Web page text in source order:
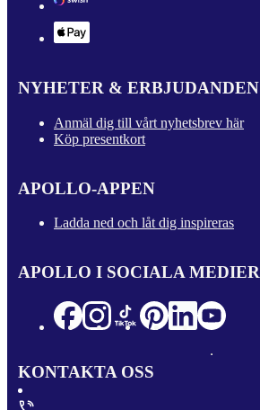
NYHETER & ERBJUDANDEN
Anmäl dig till vårt nyhetsbrev här
Köp presentkort
APOLLO-APPEN
Ladda ned och låt dig inspireras
APOLLO I SOCIALA MEDIER
KONTAKTA OSS